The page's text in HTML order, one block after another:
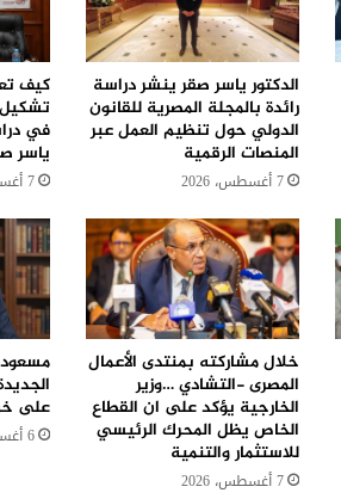
الدكتور ياسر صقر ينشر دراسة
رائدة بالمجلة المصرية للقانون
الدولي حول تنظيم العمل عبر
المنصات الرقمية
7 أغسطس، 2026
كيف
تشكيل
في
ياسر
7 أغسطس، 2026
خلال مشاركته بمنتدى الأعمال
المصرى -التشادي …وزير
الخارجية يؤكد على ان القطاع
الخاص يظل المحرك الرئيسي
للاستثمار والتنمية
7 أغسطس، 2026
على
6 أغسطس، 2026